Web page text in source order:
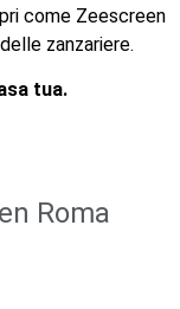
come Zeescreen
zanzariere.
tua.
Roma